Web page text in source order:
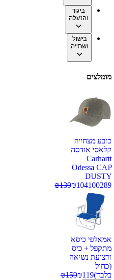
ביגוד
והנעלה
בישול
ושתייה
מומלצים
כובע מצחייה
קלאסי אודסה
Carhartt
Odessa CAP
DUSTY
100289
₪104
₪139
אמאלפי כיסא
מתקפל + כיס
ורצועת נשיאה
(כחול
בלבד)
₪119
₪159